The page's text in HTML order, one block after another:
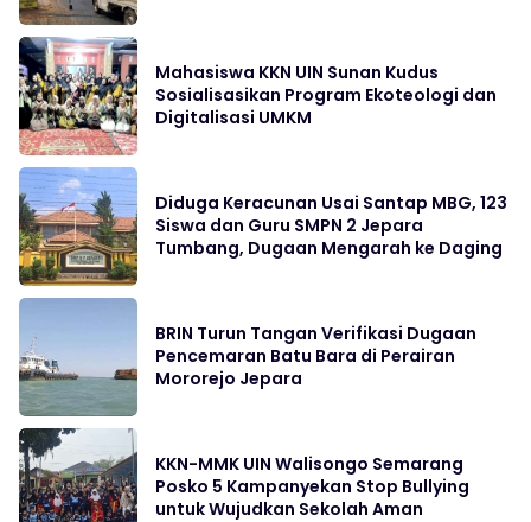
Mahasiswa KKN UIN Sunan Kudus
Sosialisasikan Program Ekoteologi dan
Digitalisasi UMKM
Diduga Keracunan Usai Santap MBG, 123
Siswa dan Guru SMPN 2 Jepara
Tumbang, Dugaan Mengarah ke Daging
BRIN Turun Tangan Verifikasi Dugaan
Pencemaran Batu Bara di Perairan
Mororejo Jepara
KKN-MMK UIN Walisongo Semarang
Posko 5 Kampanyekan Stop Bullying
untuk Wujudkan Sekolah Aman